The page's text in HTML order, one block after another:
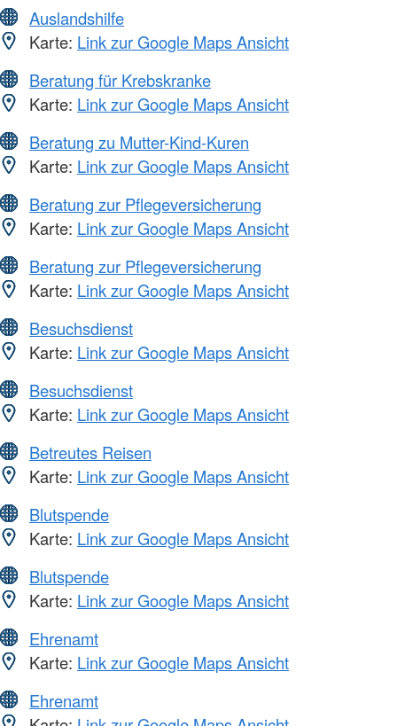
Auslandshilfe
Karte: Link zur Google Maps Ansicht
Beratung für Krebskranke
Karte: Link zur Google Maps Ansicht
Beratung zu Mutter-Kind-Kuren
Karte: Link zur Google Maps Ansicht
Beratung zur Pflegeversicherung
Karte: Link zur Google Maps Ansicht
Beratung zur Pflegeversicherung
Karte: Link zur Google Maps Ansicht
Besuchsdienst
Karte: Link zur Google Maps Ansicht
Besuchsdienst
Karte: Link zur Google Maps Ansicht
Betreutes Reisen
Karte: Link zur Google Maps Ansicht
Blutspende
Karte: Link zur Google Maps Ansicht
Blutspende
Karte: Link zur Google Maps Ansicht
Ehrenamt
Karte: Link zur Google Maps Ansicht
Ehrenamt